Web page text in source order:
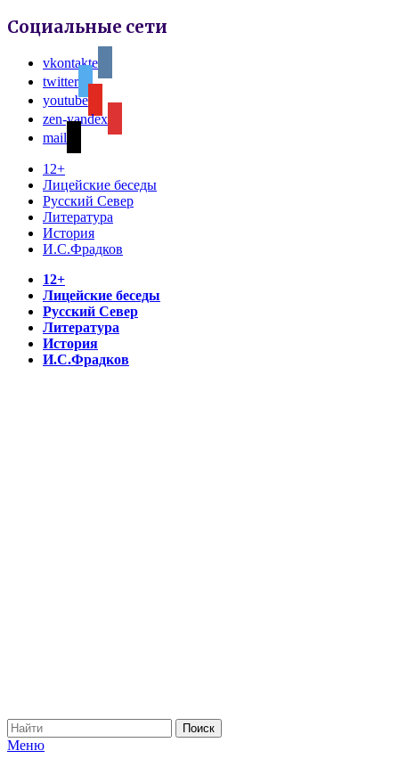
Социальные сети
vkontakte
twitter
youtube
zen-yandex
mail
12+
Лицейские беседы
Русский Север
Литература
История
И.С.Фрадков
12+
Лицейские беседы
Русский Север
Литература
История
И.С.Фрадков
Меню